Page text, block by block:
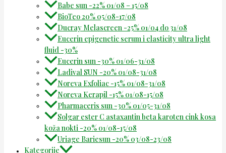
Babe sun -22% 01/08 – 15/08
BioTeo 20% 05/08-17/08
Ducray Melascreen -25% 01/04 do 31/08
Eucerin epigenetic serum i elasticity ultra light
fluid -30%
Eucerin sun -30% 01/06-31/08
Ladival SUN -20% 01/08-31/08
Noreva Exfoliac -15% 01/08-31/08
Noreva Kerapil -15% 01/08-15/08
Pharmaceris sun -30% 01/05-31/08
Solgar ester C astaxantin beta karoten cink kosa
koža nokti -20% 01/08-15/08
Uriage Bariesun -20% 03/08-23/08
Kategorije